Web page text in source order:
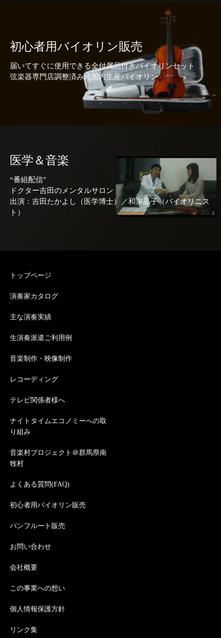
初心者用バイオリン販売
届いてすぐに使用できる全付属品付きバイオリンセット
弦楽器専門店調整済み純国内生産バイオリン
医学＆音楽
“番組配信”
ドクター吉田のメンタルサロン
出演：吉田たかよし（医学博士）／和泉晶子（バイオリニス
ト）
トップページ
演奏家カタログ
主な演奏実績
生演奏派遣ご利用例
音楽制作・映像制作
レコーディング
テレビ関係者様へ
ナイトタイムエコノミーへの取
り組み
音楽村プロジェクト＠群馬県南
牧村
よくある質問(FAQ)
初心者用バイオリン販売
パンフルート販売
お問い合わせ
会社概要
この事業への想い
個人情報保護方針
リンク集